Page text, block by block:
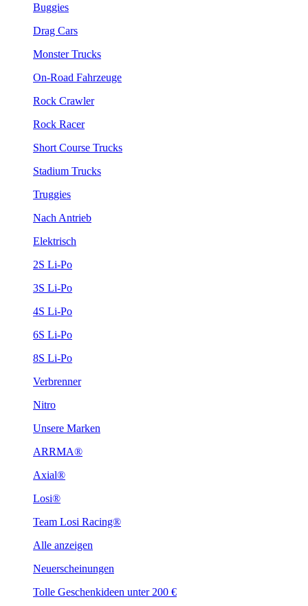
Buggies
Drag Cars
Monster Trucks
On-Road Fahrzeuge
Rock Crawler
Rock Racer
Short Course Trucks
Stadium Trucks
Truggies
Nach Antrieb
Elektrisch
2S Li-Po
3S Li-Po
4S Li-Po
6S Li-Po
8S Li-Po
Verbrenner
Nitro
Unsere Marken
ARRMA®
Axial®
Losi®
Team Losi Racing®
Alle anzeigen
Neuerscheinungen
Tolle Geschenkideen unter 200 €